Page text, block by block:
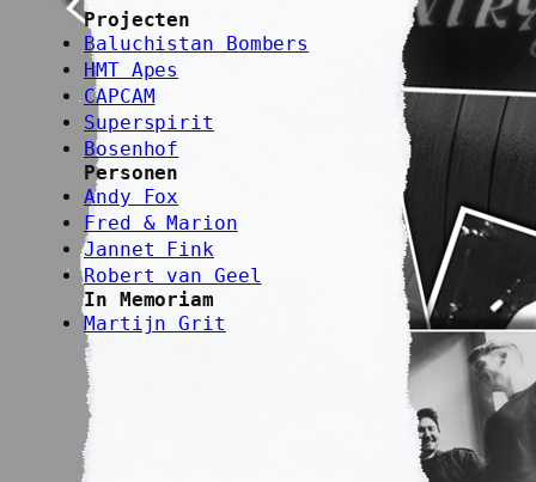
Projecten
Baluchistan Bombers
HMT Apes
CAPCAM
Superspirit
Bosenhof
Personen
Andy Fox
Fred & Marion
Jannet Fink
Robert van Geel
In Memoriam
Martijn Grit